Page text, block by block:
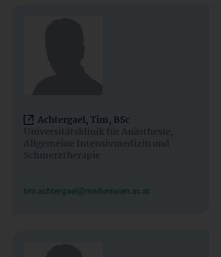
Achtergael, Tim, BSc
Universitätsklinik für Anästhesie,
Allgemeine Intensivmedizin und
Schmerztherapie
tim.achtergael@meduniwien.ac.at